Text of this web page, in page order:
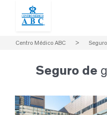
Centro Médico ABC >
Seguro de